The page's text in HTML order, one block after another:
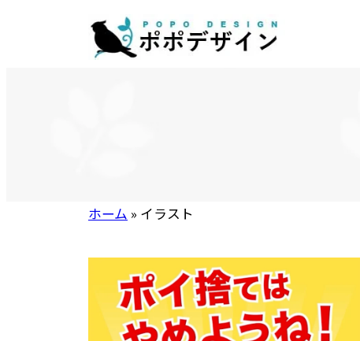
ホーム » イラスト